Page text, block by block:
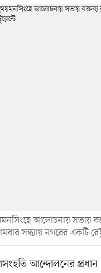
আলোচনায় সভায়
সন্ধ্যায় নগরের একটি
আন্দোলনের প্রধান